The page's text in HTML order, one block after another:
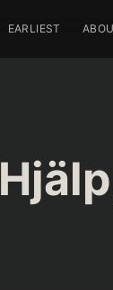
EARLIEST